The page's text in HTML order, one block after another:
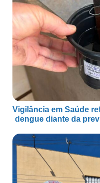
Vigilância em Saúde
dengue diante da